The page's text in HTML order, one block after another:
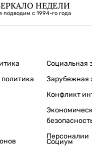
НЕДЕЛИ
подводим с 1994-го года
Социальная
Зарубежная
Конфликт
Персоналии
Социум